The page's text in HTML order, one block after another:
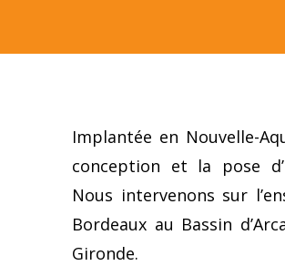
Implantée en Nouvelle-
conception et la pose
Nous intervenons sur
Bordeaux au Bassin
Gironde.